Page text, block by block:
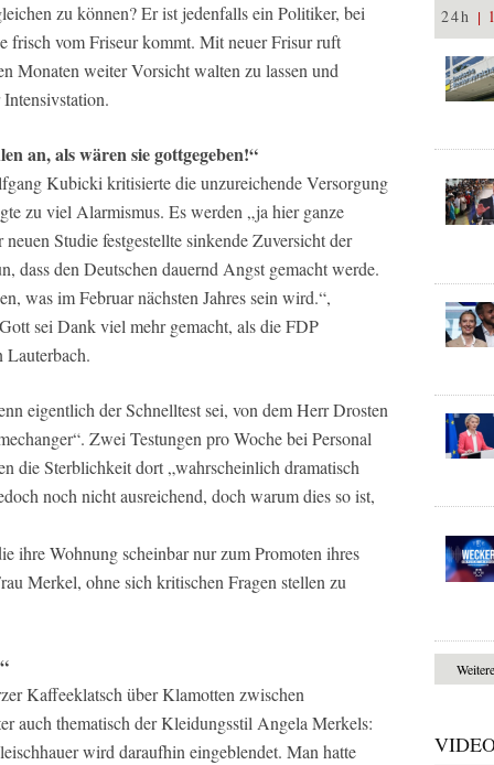
zu können? Er ist jedenfalls ein Politiker, bei
frisch vom Friseur kommt. Mit neuer Frisur ruft
Monaten weiter Vorsicht walten zu lassen und
an, als wären sie gottgegeben!“
Kubicki kritisierte die unzureichende Versorgung
zu viel Alarmismus. Es werden „ja hier ganze
Studie festgestellte sinkende Zuversicht der
dass den Deutschen dauernd Angst gemacht werde.
was im Februar nächsten Jahres sein wird.“,
sei Dank viel mehr gemacht, als die FDP
Lauterbach.
eigentlich der Schnelltest sei, von dem Herr Drosten
Zwei Testungen pro Woche bei Personal
die Sterblichkeit dort „wahrscheinlich dramatisch
noch nicht ausreichend, doch warum dies so ist,
ihre Wohnung scheinbar nur zum Promoten ihres
Merkel, ohne sich kritischen Fragen stellen zu
Kaffeeklatsch über Klamotten zwischen
auch thematisch der Kleidungsstil Angela Merkels:
wird daraufhin eingeblendet. Man hatte
24h